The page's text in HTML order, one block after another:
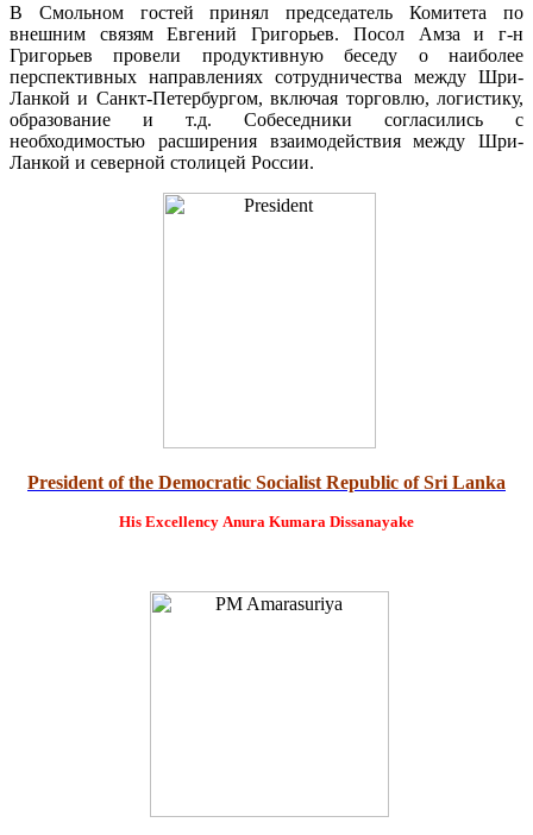
В Смольном гостей принял председатель Комитета по
внешним связям Евгений Григорьев. Посол Амза и г-н
Григорьев провели продуктивную беседу о наиболее
перспективных направлениях сотрудничества между Шри-
Ланкой и Санкт-Петербургом, включая торговлю, логистику,
образование и т.д. Собеседники согласились с
необходимостью расширения взаимодействия между Шри-
Ланкой и северной столицей России.
President of the Democratic Socialist Republic of Sri Lanka
His Excellency Anura Kumara Dissanayake